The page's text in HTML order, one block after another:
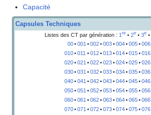
Capacité
Capsules Techniques
Listes des CT par génération : 1 re • 2e • 3e •
00•001 •002•003•004•005•006
010•011 •012•013•014•015•016
020•021 •022•023•024•025•026
030•031 •032•033•034•035•036
040•041 •042•043•044•045•046
050•051 •052•053•054•055•056
060•061 •062•063•064•065•066
070•071 •072•073•074•075•076